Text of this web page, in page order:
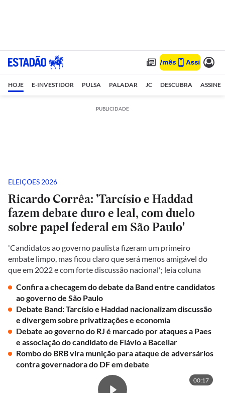
HOJE E-INVESTIDOR PULSA PALADAR JC DESCUBRA ASSINE
PUBLICIDADE
ELEIÇÕES 2026
Ricardo Corrêa: 'Tarcísio e Haddad
fazem debate duro e leal, com duelo
sobre papel federal em São Paulo'
'Candidatos ao governo paulista fizeram um primeiro
embate limpo, mas ficou claro que será menos amigável do
que em 2022 e com forte discussão nacional'; leia coluna
Confira a checagem do debate da Band entre candidatos
ao governo de São Paulo
Debate Band: Tarcísio e Haddad nacionalizam discussão
e divergem sobre privatizações e economia
Debate ao governo do RJ é marcado por ataques a Paes
e associação do candidato de Flávio a Bacellar
Rombo do BRB vira munição para ataque de adversários
contra governadora do DF em debate
00:17